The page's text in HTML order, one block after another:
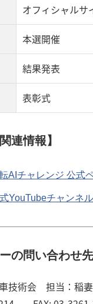
オフィシャルサ
本選開催
結果発表
表彰式
関連情報】
AIチャレンジ 公式
YouTubeチャンネル
の問い合わせ先
技術会 担当：稲妻